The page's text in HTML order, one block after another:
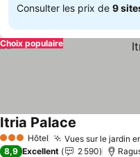
Consulter les prix de 9
Choix populaire
3 ÉtoilesHôtel Vues sur le jardin
Itria Palace
8,9 Excellent 2 590